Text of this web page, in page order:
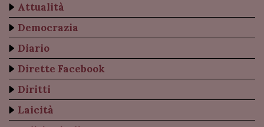
Attualità
Democrazia
Diario
Dirette Facebook
Diritti
Laicità